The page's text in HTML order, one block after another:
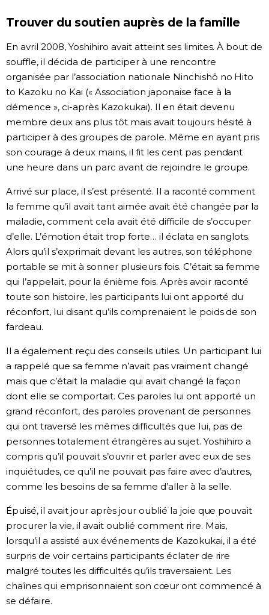
Trouver du soutien auprès de la famille
En avril 2008, Yoshihiro avait atteint ses limites. À bout de
souffle, il décida de participer à une rencontre
organisée par l’association nationale Ninchishô no Hito
to Kazoku no Kai (« Association japonaise face à la
démence », ci-après Kazokukai). Il en était devenu
membre deux ans plus tôt mais avait toujours hésité à
participer à des groupes de parole. Même en ayant pris
son courage à deux mains, il fit les cent pas pendant
une heure dans un parc avant de rejoindre le groupe.
Arrivé sur place, il s’est présenté. Il a raconté comment
la femme qu’il avait tant aimée avait été changée par la
maladie, comment cela avait été difficile de s’occuper
d’elle. L’émotion était trop forte… il éclata en sanglots.
Alors qu’il s’exprimait devant les autres, son téléphone
portable se mit à sonner plusieurs fois. C’était sa femme
qui l’appelait, pour la énième fois. Après avoir raconté
toute son histoire, les participants lui ont apporté du
réconfort, lui disant qu’ils comprenaient le poids de son
fardeau.
Il a également reçu des conseils utiles. Un participant lui
a rappelé que sa femme n’avait pas vraiment changé
mais que c’était la maladie qui avait changé la façon
dont elle se comportait. Ces paroles lui ont apporté un
grand réconfort, des paroles provenant de personnes
qui ont traversé les mêmes difficultés que lui, pas de
personnes totalement étrangères au sujet. Yoshihiro a
compris qu’il pouvait s’ouvrir et parler avec eux de ses
inquiétudes, ce qu’il ne pouvait pas faire avec d’autres,
comme les besoins de sa femme d’aller à la selle.
Épuisé, il avait jour après jour oublié la joie que pouvait
procurer la vie, il avait oublié comment rire. Mais,
lorsqu’il a assisté aux événements de Kazokukai, il a été
surpris de voir certains participants éclater de rire
malgré toutes les difficultés qu’ils traversaient. Les
chaînes qui emprisonnaient son cœur ont commencé à
se défaire.